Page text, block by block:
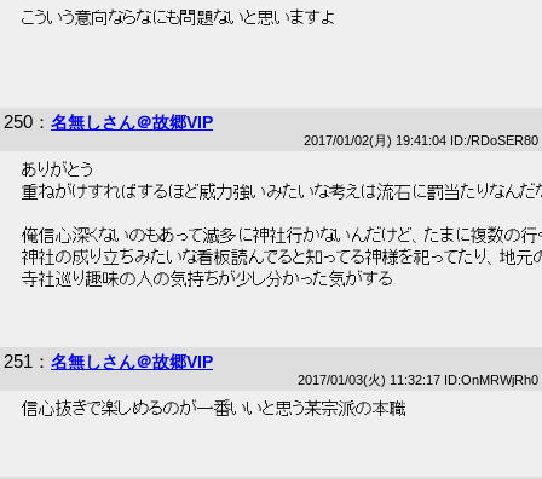
こういう意向ならなにも問題ないと思いますよ
250 ： 名無しさん＠故郷VIP
2017/01/02(月) 19:41:04 ID:/RDoSER80
ありがとう
重ねがけすればするほど威力強いみたいな考えは流石に罰当たりなんだ
俺信心深くないのもあって滅多に神社行かないんだけど、たまに複数の行
神社の成り立ちみたいな看板読んでると知ってる神様を祀ってたり、地
寺社巡り趣味の人の気持ちが少し分かった気がする
251 ： 名無しさん＠故郷VIP
2017/01/03(火) 11:32:17 ID:OnMRWjRh0
信心抜きで楽しめるのが一番いいと思う某宗派の本職